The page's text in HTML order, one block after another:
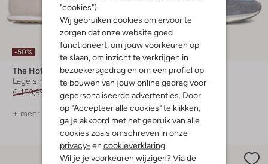
"cookies").
Wij gebruiken cookies om ervoor te
zorgen dat onze website goed
functioneert, om jouw voorkeuren op
te slaan, om inzicht te verkrijgen in
bezoekersgedrag en om een profiel op
te bouwen van jouw online gedrag voor
gepersonaliseerde advertenties. Door
op "Accepteer alle cookies" te klikken,
ga je akkoord met het gebruik van alle
cookies zoals omschreven in onze
privacy- en cookieverklaring.
Wil je je voorkeuren wijzigen? Via de
-50%
The Hoff Brand
Lage sneakers
€ 159,99
€ 79,99
+ meer kleuren
The Hoff Brand
Lage sneakers
€ 129,99
€ 90,99